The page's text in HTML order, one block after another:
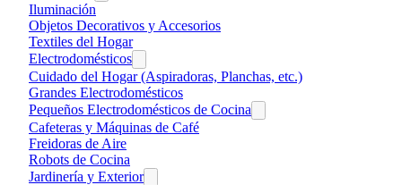
Iluminación
Objetos Decorativos y Accesorios
Textiles del Hogar
Electrodomésticos
Cuidado del Hogar (Aspiradoras, Planchas, etc.)
Grandes Electrodomésticos
Pequeños Electrodomésticos de Cocina
Cafeteras y Máquinas de Café
Freidoras de Aire
Robots de Cocina
Jardinería y Exterior